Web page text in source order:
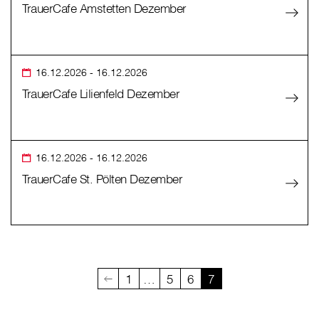
TrauerCafe Amstetten Dezember
16.12.2026 - 16.12.2026
TrauerCafe Lilienfeld Dezember
16.12.2026 - 16.12.2026
TrauerCafe St. Pölten Dezember
1 5 6 7